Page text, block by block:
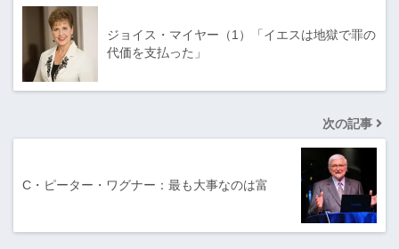
ジョイス・マイヤー（1）「イエスは地獄で罪の
代価を支払った」
次の記事
C・ピーター・ワグナー：最も大事なのは富